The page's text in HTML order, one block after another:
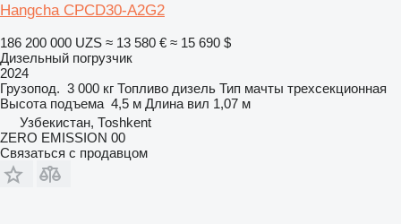
Hangcha CPCD30-A2G2
186 200 000 UZS ≈ 13 580 € ≈ 15 690 $
Дизельный погрузчик
2024
Грузопод. 3 000 кг Топливо дизель Тип мачты трехсекционная
Высота подъема 4,5 м Длина вил 1,07 м
Узбекистан, Тоshkent
ZERO EMISSION 00
Связаться с продавцом